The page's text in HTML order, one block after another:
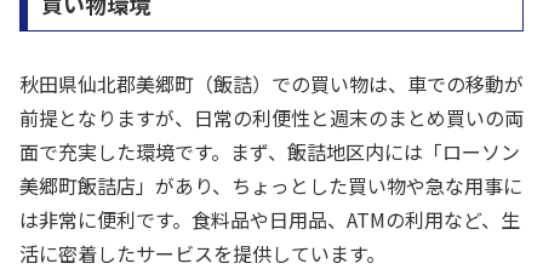
秋田県仙北郡美郷町（飯詰）での買い物は、車での移動が
前提となりますが、日常の利便性と週末のまとめ買いの両
面で充実した環境です。まず、飯詰地区内には「ローソン
美郷町飯詰店」があり、ちょっとした買い物や急な用事に
は非常に便利です。食料品や日用品、ATMの利用など、生
活に密着したサービスを提供しています。